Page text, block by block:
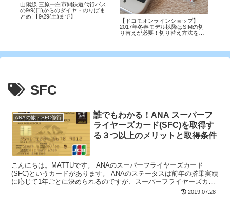
山陽線 三原ー白市間鉄道代行バス
の9/9(日)からのダイヤ・のりばま
とめ!【9/29(土)まで】
【ドコモオンラインショップ】
2017年冬春モデル以降はSIMの切
り替えが必要！切り替え方法を解
SFC
ANAの旅・SFC修行
誰でもわかる！ANA スーパーフ
ライヤーズカード(SFC)を取得す
る３つ以上のメリットと取得条件
こんにちは。MATTUです。 ANAのスーパーフライヤーズカード
(SFC)というカードがあります。 ANAのステータスは前年の搭乗実績
に応じて1年ごとに決められるのですが、スーパーフライヤーズカー
2019.07.28